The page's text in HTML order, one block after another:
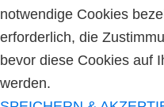
notwendige Cookies
erforderlich, die
bevor diese Cookies auf
werden.